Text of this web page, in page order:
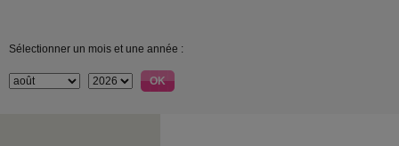
Sélectionner un mois et une année :